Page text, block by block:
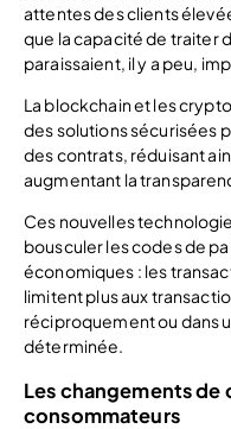
attentes des clients
que la capacité de traiter
paraissaient, il y a peu,
La blockchain et les
des solutions sécurisées
des contrats, réduisant
augmentant la
Ces nouvelles
bousculer les codes de
économiques : les
limitent plus aux
réciproquement ou dans
déterminée.
Les changements
consommateurs